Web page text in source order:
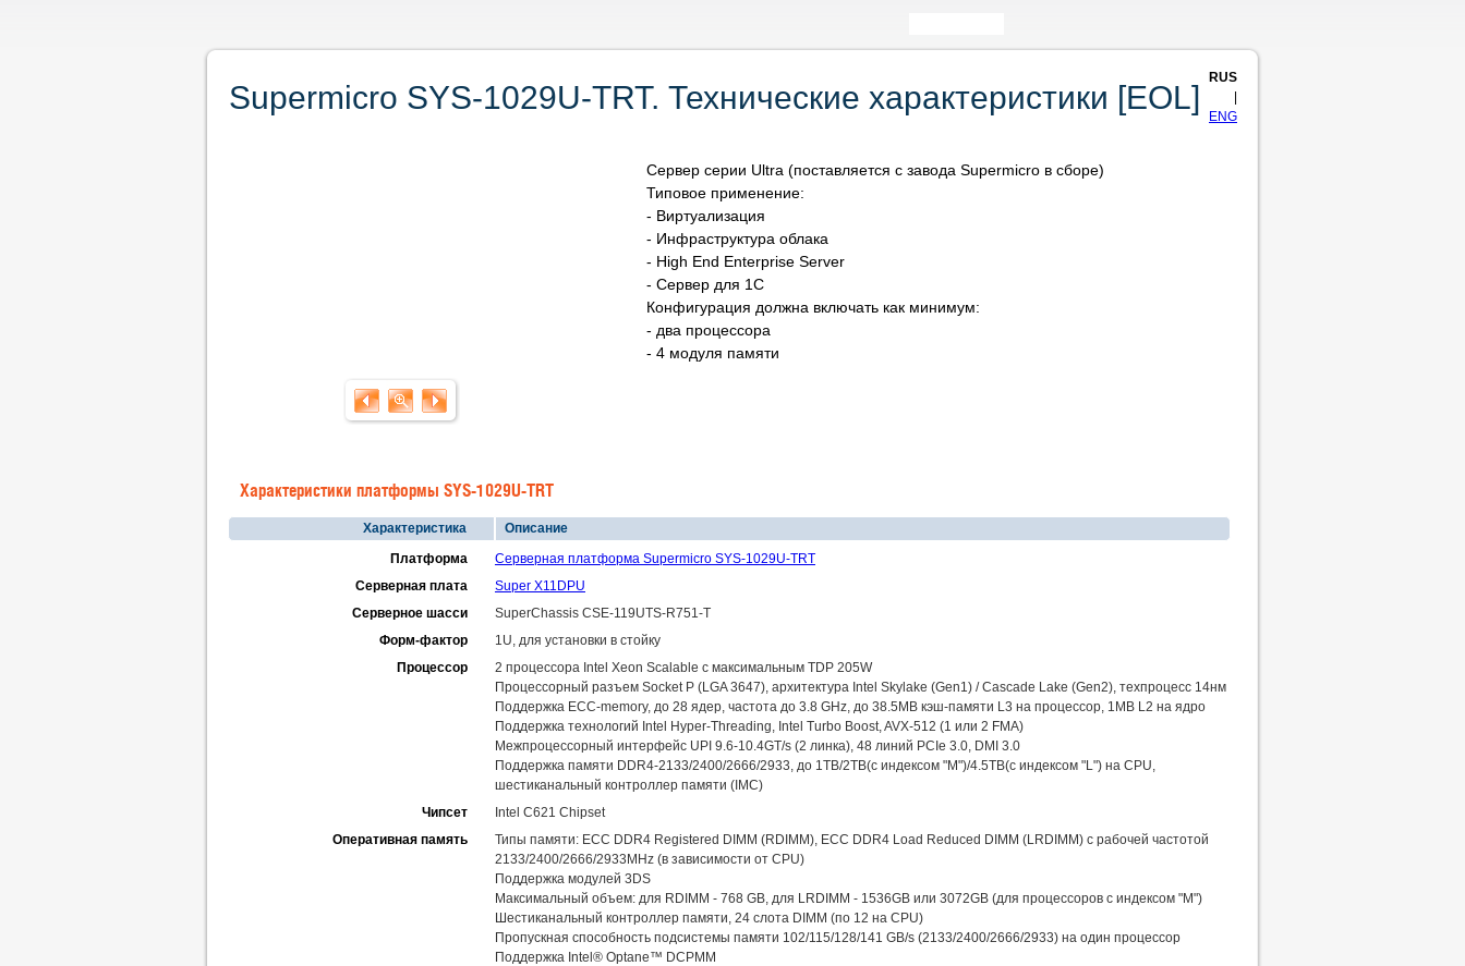
Supermicro SYS-1029U-TRT. Технические характеристики [EOL]
RUS
ENG
Сервер серии Ultra (поставляется с завода Supermicro в сборе)
Типовое применение:
- Виртуализация
- Инфраструктура облака
- High End Enterprise Server
- Сервер для 1С
Конфигурация должна включать как минимум:
- два процессора
- 4 модуля памяти
Характеристики платформы SYS-1029U-TRT
Характеристика
Описание
Платформа
Серверная платформа Supermicro SYS-1029U-TRT
Серверная плата
Super X11DPU
Серверное шасси
SuperChassis CSE-119UTS-R751-T
Форм-фактор
1U, для установки в стойку
Процессор
2 процессора Intel Xeon Scalable с максимальным TDP 205W
Процессорный разъем Socket P (LGA 3647), архитектура Intel Skylake (Gen1) / Cascade Lake (Gen2), техпроцесс 14нм
Поддержка ECC-memory, до 28 ядер, частота до 3.8 GHz, до 38.5MB кэш-памяти L3 на процессор, 1MB L2 на ядро
Поддержка технологий Intel Hyper-Threading, Intel Turbo Boost, AVX-512 (1 или 2 FMA)
Межпроцессорный интерфейс UPI 9.6-10.4GT/s (2 линка), 48 линий PCIe 3.0, DMI 3.0
Поддержка памяти DDR4-2133/2400/2666/2933, до 1TB/2TB(с индексом "M")/4.5TB(с индексом "L") на CPU,
шестиканальный контроллер памяти (IMC)
Чипсет
Intel C621 Chipset
Оперативная память
Типы памяти: ECC DDR4 Registered DIMM (RDIMM), ECC DDR4 Load Reduced DIMM (LRDIMM) с рабочей частотой
2133/2400/2666/2933MHz (в зависимости от CPU)
Поддержка модулей 3DS
Максимальный объем: для RDIMM - 768 GB, для LRDIMM - 1536GB или 3072GB (для процессоров с индексом "M")
Шестиканальный контроллер памяти, 24 слота DIMM (по 12 на CPU)
Пропускная способность подсистемы памяти 102/115/128/141 GB/s (2133/2400/2666/2933) на один процессор
Поддержка Intel® Optane™ DCPMM